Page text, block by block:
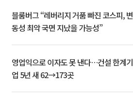
블룸버그 “레버리지 거품 빠진 코스피, 변
동성 최악 국면 지났을 가능성”
영업익으로 이자도 못 낸다…건설 한계기
업 5년 새 62→173곳